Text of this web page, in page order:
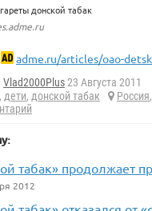
adme.ru/articles/oao-
Vlad2000Plus23 Августа 2011
, дети, донской табак Россия,
табак» продолжает
2012